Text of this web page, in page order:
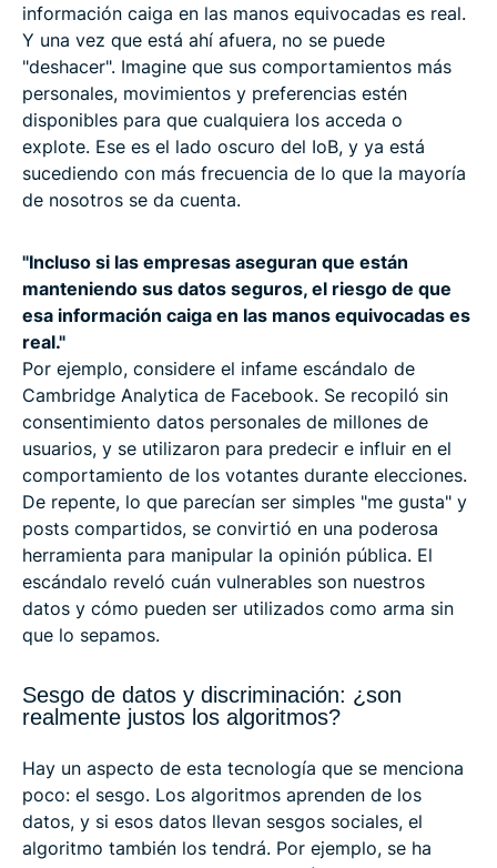
información caiga en las manos equivocadas es real.
Y una vez que está ahí afuera, no se puede
"deshacer". Imagine que sus comportamientos más
personales, movimientos y preferencias estén
disponibles para que cualquiera los acceda o
explote. Ese es el lado oscuro del IoB, y ya está
sucediendo con más frecuencia de lo que la mayoría
de nosotros se da cuenta.
"Incluso si las empresas aseguran que están
manteniendo sus datos seguros, el riesgo de que
esa información caiga en las manos equivocadas es
real."
Por ejemplo, considere el infame escándalo de
Cambridge Analytica de Facebook. Se recopiló sin
consentimiento datos personales de millones de
usuarios, y se utilizaron para predecir e influir en el
comportamiento de los votantes durante elecciones.
De repente, lo que parecían ser simples "me gusta" y
posts compartidos, se convirtió en una poderosa
herramienta para manipular la opinión pública. El
escándalo reveló cuán vulnerables son nuestros
datos y cómo pueden ser utilizados como arma sin
que lo sepamos.
Sesgo de datos y discriminación: ¿son
realmente justos los algoritmos?
Hay un aspecto de esta tecnología que se menciona
poco: el sesgo. Los algoritmos aprenden de los
datos, y si esos datos llevan sesgos sociales, el
algoritmo también los tendrá. Por ejemplo, se ha